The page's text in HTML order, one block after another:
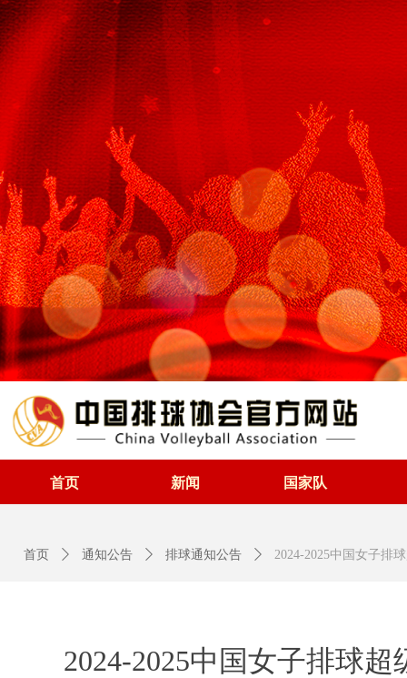
首页 新闻 国家队
2024-2025中国女子排球
首页 ꄲ 通知公告 ꄲ 排球通知公告 ꄲ 2024-2025中国女子排